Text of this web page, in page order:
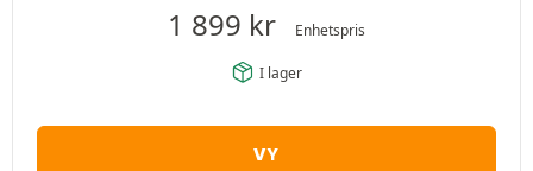
1 899 kr Enhetspris
I lager
VY